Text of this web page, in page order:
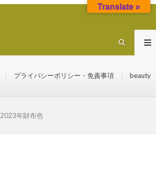
プライバシーポリシー・免責事項 beauty
2023年財布色
Translate »